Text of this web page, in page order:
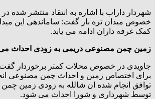
شهردار داراب با اشاره به انتقاد منتشر شده در
خصوص میدان تره بار گفت: ساماندهی این
کمک غرفه داران ادامه می یابد.
زمین چمن مصنوعی دریمی به زودی احداث
جاویدی در خصوص محلات کمتر برخوردار گفت:
برای اختصاص زمین و احداث چمن مصنوعی
توافق انجام شده ان شالله به زودی زمین
توسط شهرداری و شورا احداث می شود.